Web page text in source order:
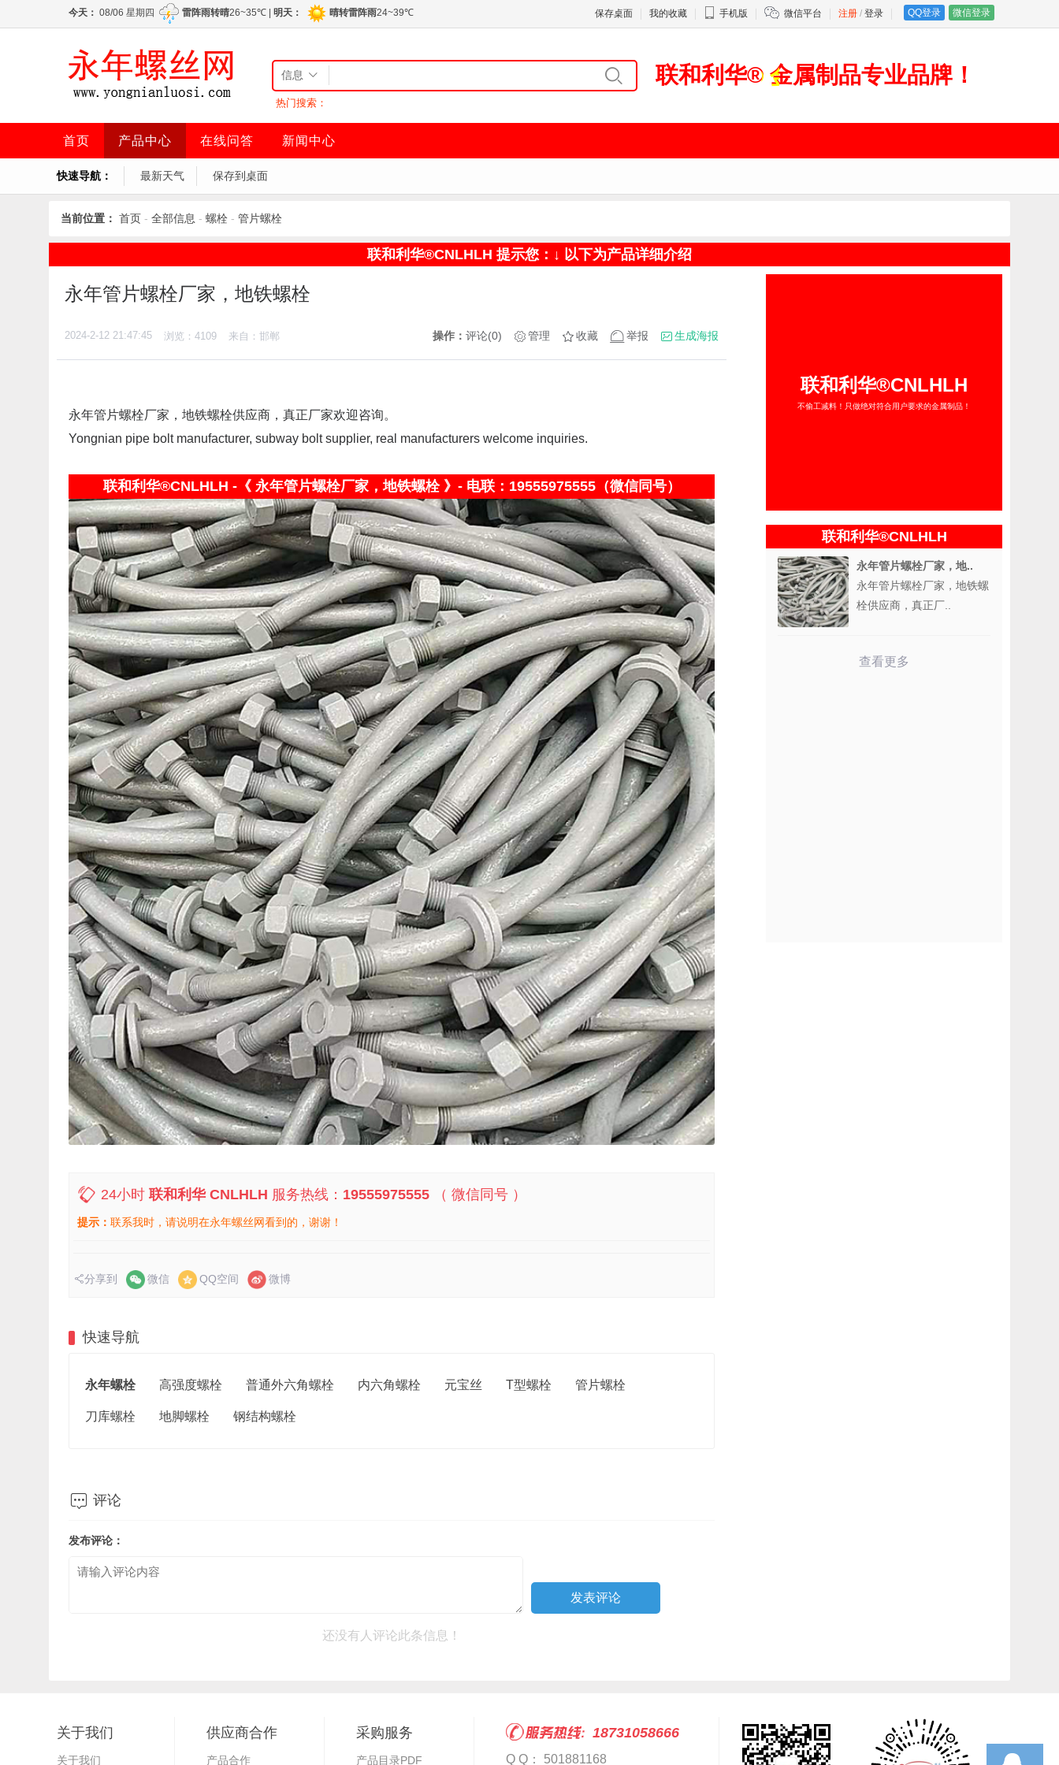
注册 / 登录 QQ登录 微信登录
保存桌面 我的收藏 手机版 微信平台
信息
热门搜索：
联和利华® 金属制品专业品牌！
首页 产品中心 在线问答 新闻中心
快速导航： 最新天气 保存到桌面
当前位置： 首页 - 全部信息 - 螺栓 - 管片螺栓
联和利华®CNLHLH 提示您：↓ 以下为产品详细介绍
永年管片螺栓厂家，地铁螺栓
2024-2-12 21:47:45 浏览：4109 来自：邯郸 操作： 评论(0) 管理 收藏 举报 生成海报
永年管片螺栓厂家，地铁螺栓供应商，真正厂家欢迎咨询。
Yongnian pipe bolt manufacturer, subway bolt supplier, real manufacturers welcome inquiries.
联和利华®CNLHLH -《 永年管片螺栓厂家，地铁螺栓 》- 电联：19555975555（微信同号）
24小时 联和利华 CNLHLH 服务热线： 19555975555 （ 微信同号 ）
提示： 联系我时，请说明在永年螺丝网看到的，谢谢！
分享到 微信 QQ空间 微博
快速导航
永年螺栓 高强度螺栓 普通外六角螺栓 内六角螺栓 元宝丝 T型螺栓 管片螺栓
刀库螺栓 地脚螺栓 钢结构螺栓
 评论
发布评论：
还没有人评论此条信息！
联和利华®CNLHLH
不偷工减料！只做绝对符合用户要求的金属制品！
联和利华®CNLHLH
永年管片螺栓厂家，地..
永年管片螺栓厂家，地铁螺
栓供应商，真正厂..
查看更多
关于我们
关于我们
供应商合作
产品合作
采购服务
产品目录PDF
18731058666
Q Q： 501881168